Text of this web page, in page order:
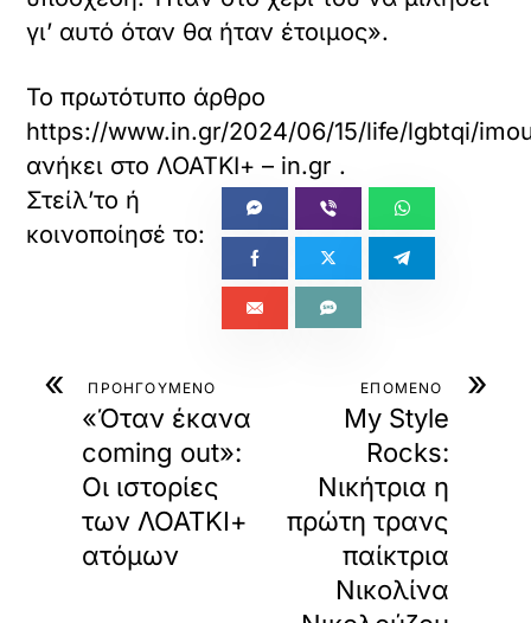
και τυχόν ενσωματωμένα βίντεο
συλλέγονται και
ιστοσελίδες. Οι ιστοσελίδες αυτές, ως πηγές,
από κάθε προβολή, καθώς η εμφάνιση στο
Loatki.grσυνεισφέρει στην επισκεψιμότητά τους και στη
βαθμολογία SEO
(Google κ.λπ.) μέσω backlink κοκ.
Τα πνευματικά δικαιώματα κάθε άρθρου, εικόνας ή
ανήκουν αποκλειστικά στους αρχικούς δημιουργούς
, σύμφωνα με τον Νόμο 2121/1993 και την
Ευρωπαϊκή Οδηγία 2019/790 (ΕΕ) περί προστασίας της
Η αναδημοσίευση περιεχομένου πραγματοποιείταιεντός των
ορίων της επιτρεπόμενης παράθεσης
αποσπασμάτων(άρθρο 19 Ν. 2121/1993),
αποκλειστικά για
ενημερωτικούς σκοπούς
, με αυτόματηεμφάνιση της πηγής
και συνδέσμου προς το αρχικό δημοσίευμα.
Επειδή η διαδικασία συλλογής και εμφάνισης περιεχομένου
, το Loatki.grδεν φέρει